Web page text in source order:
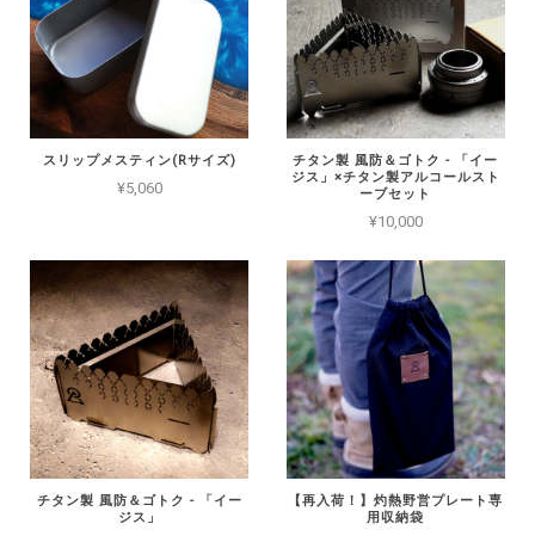
スリップメスティン(Rサイズ)
¥5,060
チタン製 風防＆ゴトク - 「イー
ジス」×チタン製アルコールスト
ーブセット
¥10,000
チタン製 風防＆ゴトク - 「イー
ジス」
【再入荷！】灼熱野営プレート専
用収納袋